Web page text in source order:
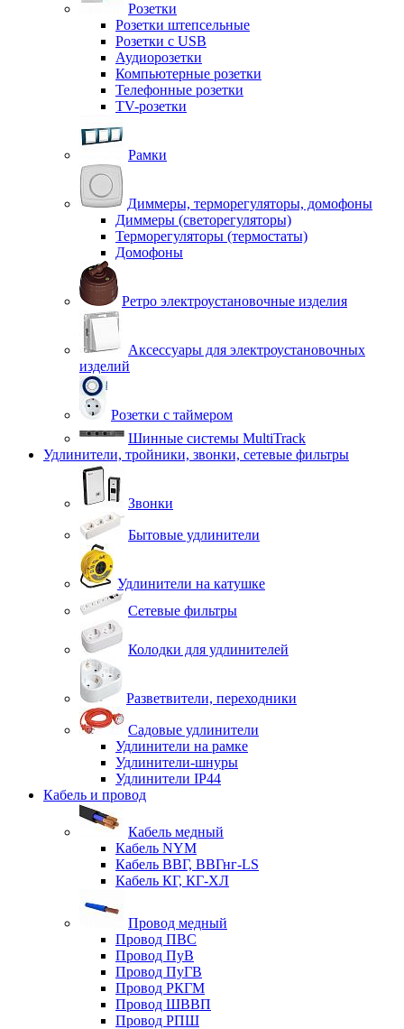
Розетки
Розетки штепсельные
Розетки с USB
Аудиорозетки
Компьютерные розетки
Телефонные розетки
TV-розетки
Рамки
Диммеры, терморегуляторы, домофоны
Диммеры (светорегуляторы)
Терморегуляторы (термостаты)
Домофоны
Ретро электроустановочные изделия
Аксессуары для электроустановочных
изделий
Розетки с таймером
Шинные системы MultiTrack
Удлинители, тройники, звонки, сетевые фильтры
Звонки
Бытовые удлинители
Удлинители на катушке
Сетевые фильтры
Колодки для удлинителей
Разветвители, переходники
Садовые удлинители
Удлинители на рамке
Удлинители-шнуры
Удлинители IP44
Кабель и провод
Кабель медный
Кабель NYM
Кабель ВВГ, ВВГнг-LS
Кабель КГ, КГ-ХЛ
Провод медный
Провод ПВС
Провод ПуВ
Провод ПуГВ
Провод РКГМ
Провод ШВВП
Провод РПШ